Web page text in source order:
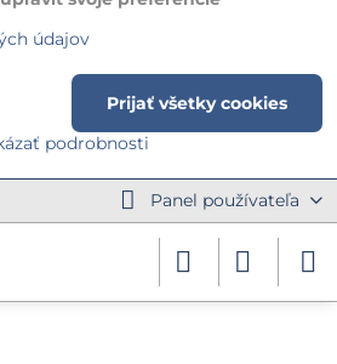
Panel používateľa
údajov
podrobnosti
Prijať všetky cookies